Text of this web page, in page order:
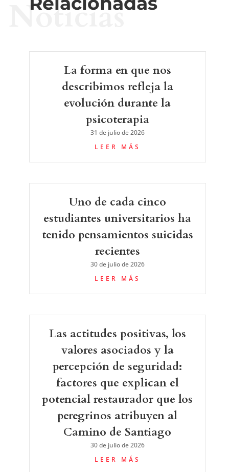
Noticias
La forma en que nos
describimos refleja la
evolución durante la
psicoterapia
31 de julio de 2026
LEER MÁS
Uno de cada cinco
estudiantes universitarios ha
tenido pensamientos suicidas
recientes
30 de julio de 2026
LEER MÁS
Las actitudes positivas, los
valores asociados y la
percepción de seguridad:
factores que explican el
potencial restaurador que los
peregrinos atribuyen al
Camino de Santiago
30 de julio de 2026
LEER MÁS